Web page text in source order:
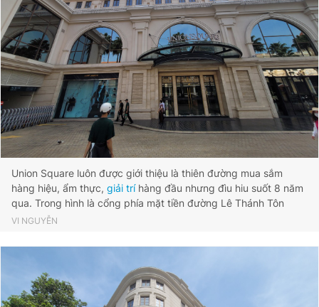
Union Square luôn được giới thiệu là thiên đường mua sắm
hàng hiệu, ẩm thực, giải tríhàng đầu nhưng đìu hiu suốt 8 năm
qua. Trong hình là cổng phía mặt tiền đường Lê Thánh Tôn
VI NGUYỄN